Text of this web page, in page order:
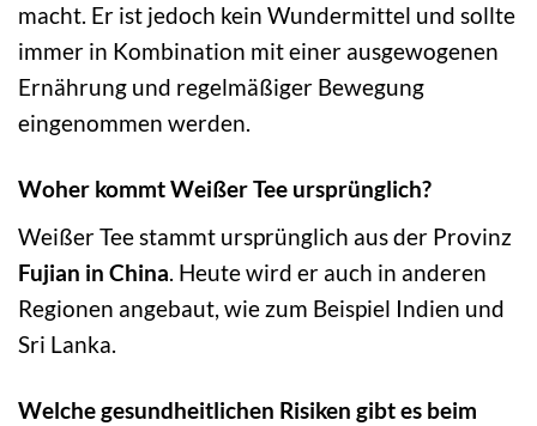
macht. Er ist jedoch kein Wundermittel und sollte
immer in Kombination mit einer ausgewogenen
Ernährung und regelmäßiger Bewegung
eingenommen werden.
Woher kommt Weißer Tee ursprünglich?
Weißer Tee stammt ursprünglich aus der Provinz
Fujian in China. Heute wird er auch in anderen
Regionen angebaut, wie zum Beispiel Indien und
Sri Lanka.
Welche gesundheitlichen Risiken gibt es beim